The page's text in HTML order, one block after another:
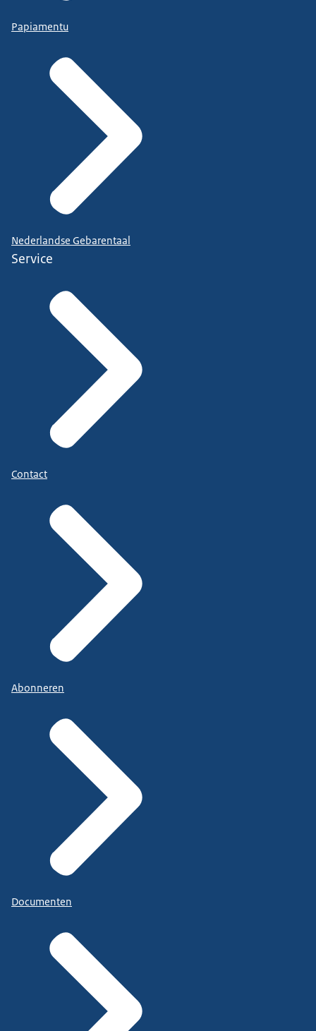
Papiamentu
Nederlandse Gebarentaal
Service
Contact
Abonneren
Documenten